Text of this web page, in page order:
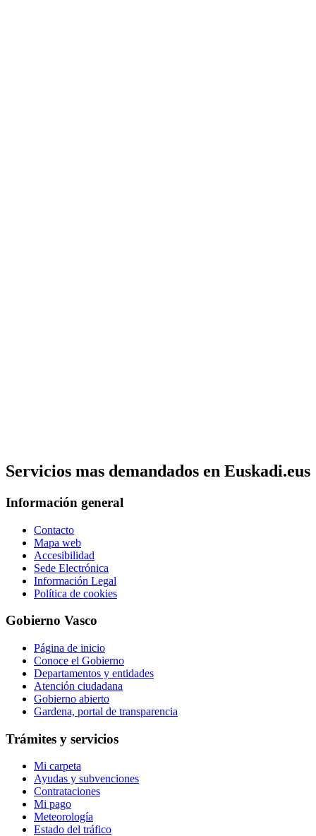
Servicios mas demandados en Euskadi.eus
Información general
Contacto
Mapa web
Accesibilidad
Sede Electrónica
Información Legal
Política de cookies
Gobierno Vasco
Página de inicio
Conoce el Gobierno
Departamentos y entidades
Atención ciudadana
Gobierno abierto
Gardena, portal de transparencia
Trámites y servicios
Mi carpeta
Ayudas y subvenciones
Contrataciones
Mi pago
Meteorología
Estado del tráfico